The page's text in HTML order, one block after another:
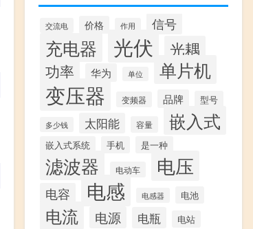
交流电 价格 作用 信号
充电器 光伏
光耦
功率
华为 单位 单片机
变压器 变频器 品牌 型号
多少钱 太阳能 容量 嵌入式
嵌入式系统 手机 是一种
滤波器 电动车 电压
电容 电感 电感器 电池
电流 电源 电瓶 电站